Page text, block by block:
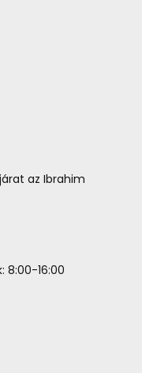
az Ibrahim
16:00